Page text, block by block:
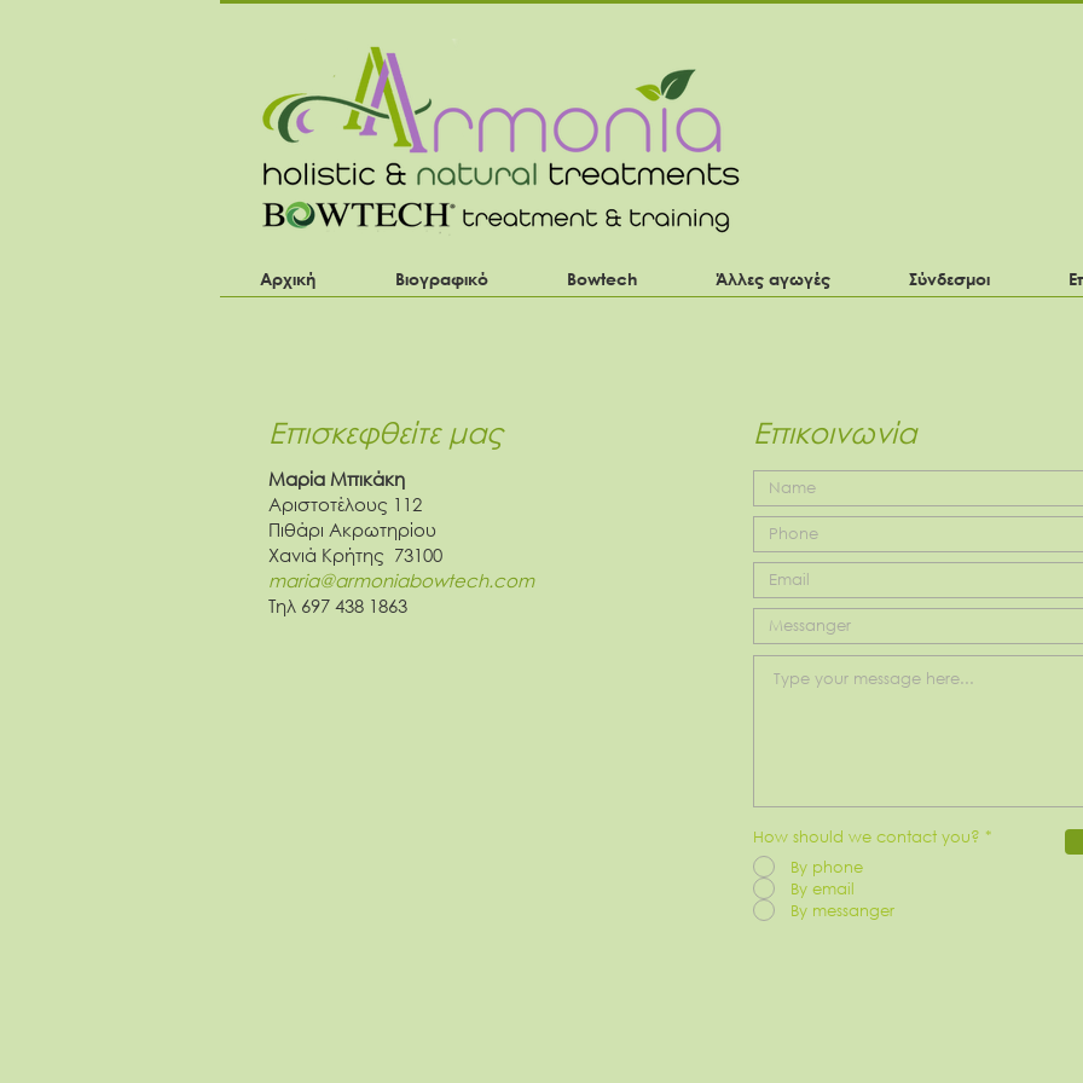
Αρχική Βιογραφικό Bowtech Άλλες αγωγές Σύνδεσμοι
Επισκεφθείτε μας
Μαρία Μπικάκη
Αριστοτέλους 112
Πιθάρι Ακρωτηρίου
Χανιά Κρήτης 73100
maria@armoniabowtech.com
Τηλ 697 438 1863
Επικοινωνία
How should we contact you? *
By phone
By email
By messanger